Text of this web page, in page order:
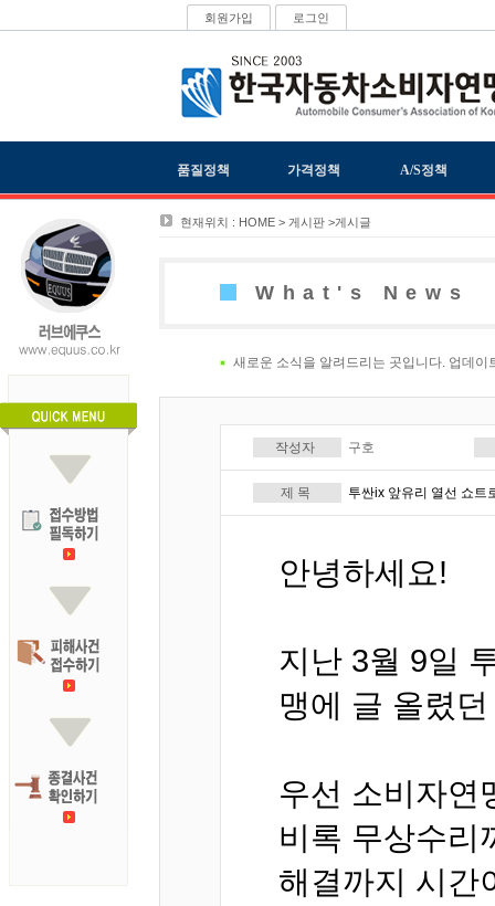
회원가입 로그인
품질정책 가격정책 A/S정책
현재위치 : HOME > 게시판 >게시글
What's News
새로운 소식을 알려드리는 곳입니다. 업데
작성자 구호
제 목 투싼ix 앞유리 열선 쇼트
안녕하세요!
지난 3월 9일
맹에 글 올렸
우선 소비자연
비록 무상수리
해결까지 시간